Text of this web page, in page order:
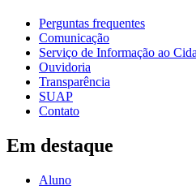
Perguntas frequentes
Comunicação
Serviço de Informação ao
Ouvidoria
Transparência
SUAP
Contato
Em destaque
Aluno